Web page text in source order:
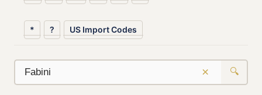
* ? US Import Codes
× 🔍